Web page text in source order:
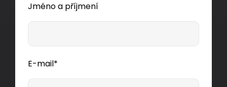
Jméno a příjmení
E-mail*